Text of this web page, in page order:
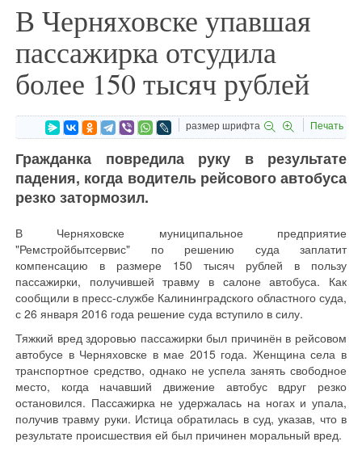
В Черняховске упавшая
пассажирка отсудила
более 150 тысяч рублей
размер шрифта Печать
Гражданка повредила руку в результате
падения, когда водитель рейсового автобуса
резко затормозил.
В Черняховске муниципальное предприятие
"Ремстройбытсервис" по решению суда заплатит
компенсацию в размере 150 тысяч рублей в пользу
пассажирки, получившей травму в салоне автобуса. Как
сообщили в пресс-службе Калининградского областного суда,
с 26 января 2016 года решение суда вступило в силу.
Тяжкий вред здоровью пассажирки был причинён в рейсовом
автобусе в Черняховске в мае 2015 года. Женщина села в
транспортное средство, однако не успела занять свободное
место, когда начавший движение автобус вдруг резко
остановился. Пассажирка не удержалась на ногах и упала,
получив травму руки. Истица обратилась в суд, указав, что в
результате происшествия ей был причинен моральный вред.